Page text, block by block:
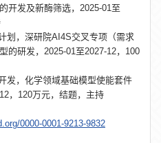
开发及新酶筛选，2025-01至
划，深研院AI4S交叉专项（需求
的研发，2025-01至2027-12，100
发，化学领域基础模型使能套件
，120万元，结题，主持
0000-0001-9213-9832